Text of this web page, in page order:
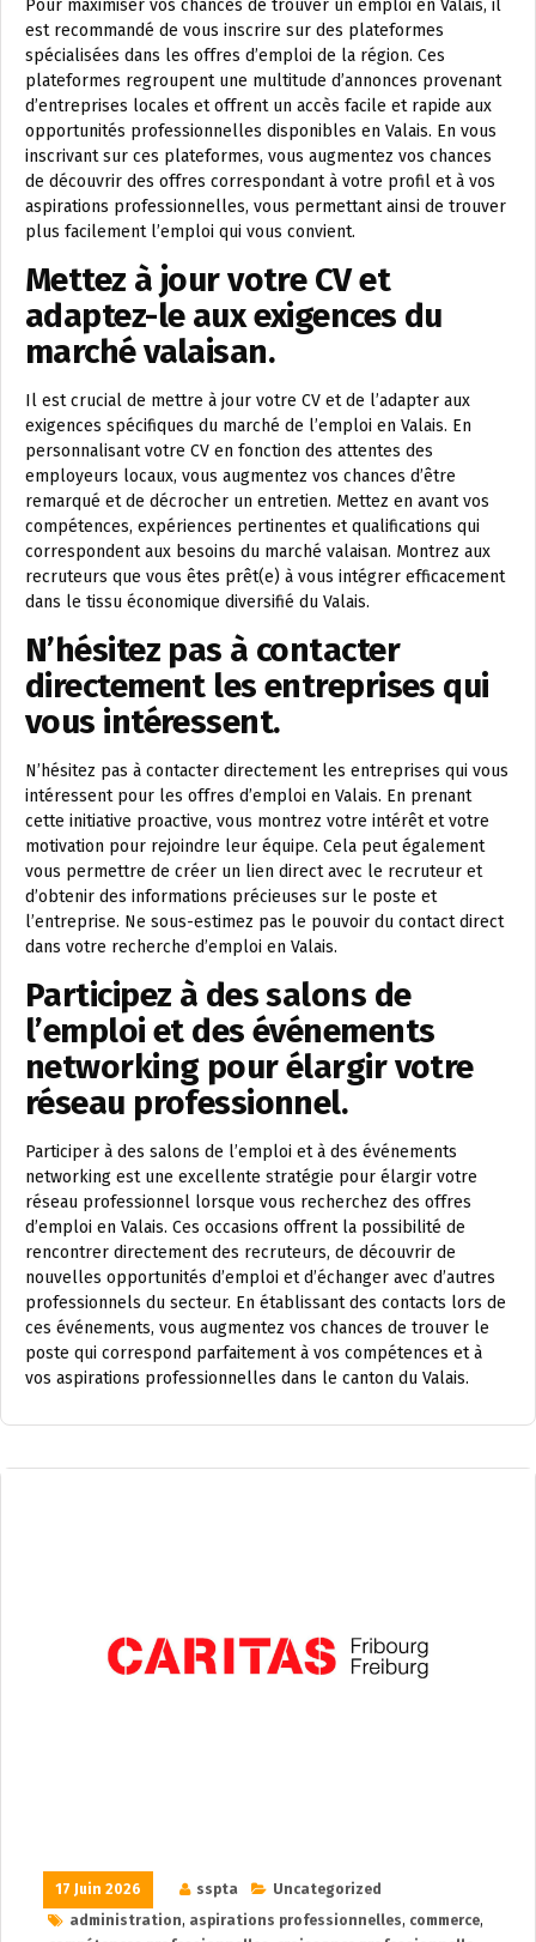
Pour maximiser vos chances de trouver un emploi en Valais, il
est recommandé de vous inscrire sur des plateformes
spécialisées dans les offres d’emploi de la région. Ces
plateformes regroupent une multitude d’annonces provenant
d’entreprises locales et offrent un accès facile et rapide aux
opportunités professionnelles disponibles en Valais. En vous
inscrivant sur ces plateformes, vous augmentez vos chances
de découvrir des offres correspondant à votre profil et à vos
aspirations professionnelles, vous permettant ainsi de trouver
plus facilement l’emploi qui vous convient.
Mettez à jour votre CV et
adaptez-le aux exigences du
marché valaisan.
Il est crucial de mettre à jour votre CV et de l’adapter aux
exigences spécifiques du marché de l’emploi en Valais. En
personnalisant votre CV en fonction des attentes des
employeurs locaux, vous augmentez vos chances d’être
remarqué et de décrocher un entretien. Mettez en avant vos
compétences, expériences pertinentes et qualifications qui
correspondent aux besoins du marché valaisan. Montrez aux
recruteurs que vous êtes prêt(e) à vous intégrer efficacement
dans le tissu économique diversifié du Valais.
N’hésitez pas à contacter
directement les entreprises qui
vous intéressent.
N’hésitez pas à contacter directement les entreprises qui vous
intéressent pour les offres d’emploi en Valais. En prenant
cette initiative proactive, vous montrez votre intérêt et votre
motivation pour rejoindre leur équipe. Cela peut également
vous permettre de créer un lien direct avec le recruteur et
d’obtenir des informations précieuses sur le poste et
l’entreprise. Ne sous-estimez pas le pouvoir du contact direct
dans votre recherche d’emploi en Valais.
Participez à des salons de
l’emploi et des événements
networking pour élargir votre
réseau professionnel.
Participer à des salons de l’emploi et à des événements
networking est une excellente stratégie pour élargir votre
réseau professionnel lorsque vous recherchez des offres
d’emploi en Valais. Ces occasions offrent la possibilité de
rencontrer directement des recruteurs, de découvrir de
nouvelles opportunités d’emploi et d’échanger avec d’autres
professionnels du secteur. En établissant des contacts lors de
ces événements, vous augmentez vos chances de trouver le
poste qui correspond parfaitement à vos compétences et à
vos aspirations professionnelles dans le canton du Valais.
17 Juin 2026 sspta
Uncategorized
administration, aspirations professionnelles, commerce,